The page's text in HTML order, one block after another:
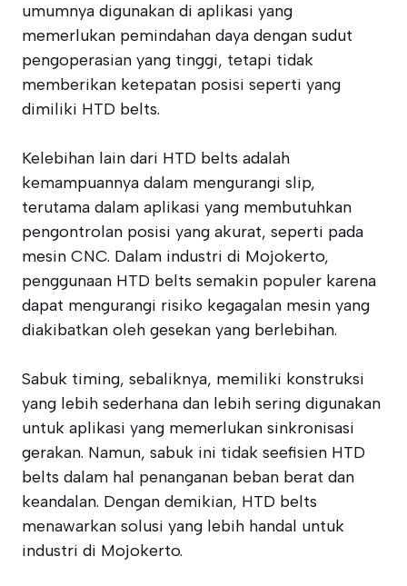
umumnya digunakan di aplikasi yang
memerlukan pemindahan daya dengan sudut
pengoperasian yang tinggi, tetapi tidak
memberikan ketepatan posisi seperti yang
dimiliki HTD belts.
Kelebihan lain dari HTD belts adalah
kemampuannya dalam mengurangi slip,
terutama dalam aplikasi yang membutuhkan
pengontrolan posisi yang akurat, seperti pada
mesin CNC. Dalam industri di Mojokerto,
penggunaan HTD belts semakin populer karena
dapat mengurangi risiko kegagalan mesin yang
diakibatkan oleh gesekan yang berlebihan.
Sabuk timing, sebaliknya, memiliki konstruksi
yang lebih sederhana dan lebih sering digunakan
untuk aplikasi yang memerlukan sinkronisasi
gerakan. Namun, sabuk ini tidak seefisien HTD
belts dalam hal penanganan beban berat dan
keandalan. Dengan demikian, HTD belts
menawarkan solusi yang lebih handal untuk
industri di Mojokerto.